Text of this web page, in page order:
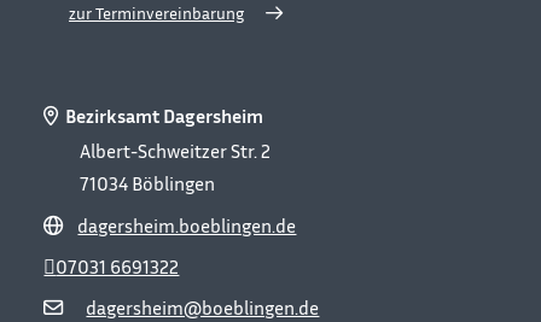
zur Terminvereinbarung
Bezirksamt Dagersheim
Albert-Schweitzer Str. 2
71034 Böblingen
dagersheim.boeblingen.de
dagersheim@boeblingen.de
07031 6691322